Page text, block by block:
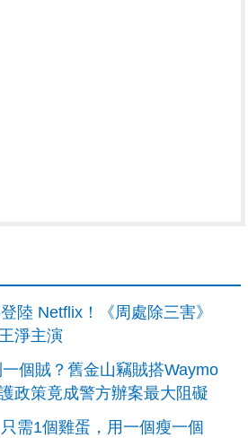
陸 Netflix！《周處除三害》
淨主演
個賊？舊金山竊賊搭Waymo
政策竟成警方辦案最大阻礙
需1個雞蛋，用一個瘦一個